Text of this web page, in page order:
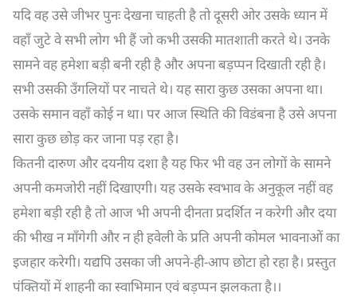
यदि वह उसे जीभर पुनः देखना चाहती है तो दूसरी ओर उसके ध्यान में
वहाँ जुटे वे सभी लोग भी हैं जो कभी उसकी मातशाती करते थे। उनके
सामने वह हमेशा बड़ी बनी रही है और अपना बड़प्पन दिखाती रही है।
सभी उसकी उँगलियों पर नाचते थे। यह सारा कुछ उसका अपना था।
उसके समान वहाँ कोई न था। पर आज स्थिति की विडंबना है उसे अपना
सारा कुछ छोड़ कर जाना पड़ रहा है।
कितनी दारुण और दयनीय दशा है यह फिर भी वह उन लोगों के सामने
अपनी कमजोरी नहीं दिखाएगी। यह उसके स्वभाव के अनुकूल नहीं वह
हमेशा बड़ी रही है तो आज भी अपनी दीनता प्रदर्शित न करेगी और दया
की भीख न माँगेगी और न ही हवेली के प्रति अपनी कोमल भावनाओं का
इजहार करेगी। यद्यपि उसका जी अपने-ही-आप छोटा हो रहा है। प्रस्तुत
पंक्तियों में शाहनी का स्वाभिमान एवं बड़प्पन झलकता है।।